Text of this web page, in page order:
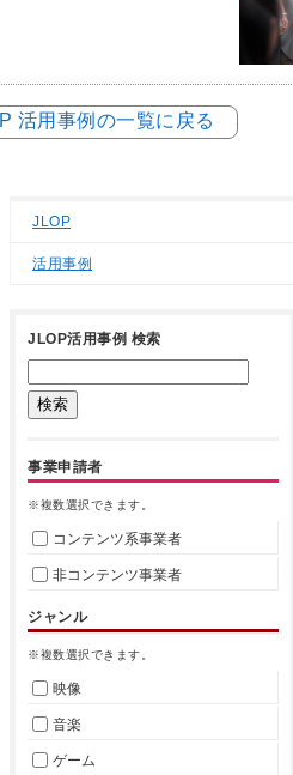
活用事例の一覧に戻る
JLOP
活用事例
JLOP活用事例 検索
事業申請者
※複数選択できます。
コンテンツ系事業者
非コンテンツ事業者
ジャンル
※複数選択できます。
映像
音楽
ゲーム